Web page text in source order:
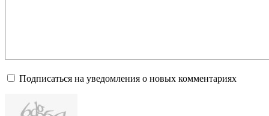
Подписаться на уведомления о новых комментариях